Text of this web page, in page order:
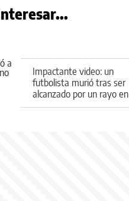
Impactante video: un
futbolista murió tras ser
alcanzado por un rayo en
pleno partido